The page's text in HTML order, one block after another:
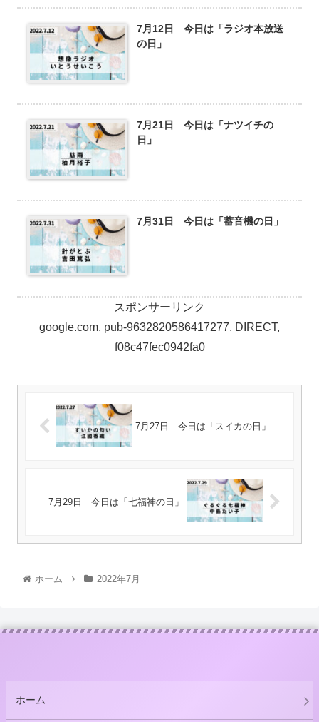
7月12日 今日は「ラジオ本放送
の日」
7月21日 今日は「ナツイチの
日」
7月31日 今日は「蓄音機の日」
スポンサーリンク
google.com, pub-9632820586417277, DIRECT,
f08c47fec0942fa0
7月27日 今日は「スイカの日」
7月29日 今日は「七福神の日」
ホーム 2022年7月
ホーム